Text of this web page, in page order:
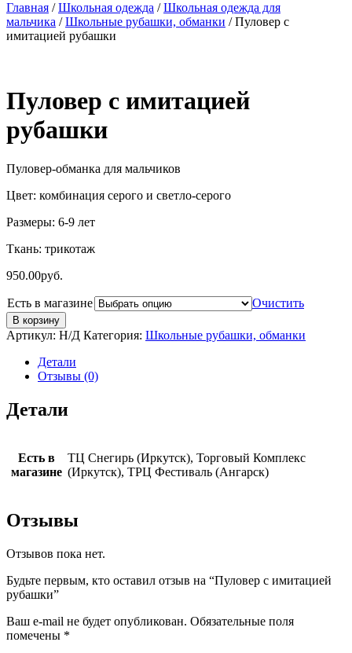
Главная /Школьная одежда /Школьная одежда для
мальчика /Школьные рубашки, обманки / Пуловер с
имитацией рубашки
Пуловер с имитацией
рубашки
Пуловер-обманка для мальчиков
Цвет: комбинация серого и светло-серого
Размеры: 6-9 лет
Ткань: трикотаж
950.00руб.
Есть в магазине Очистить
В корзину
Артикул: Н/Д Категория: Школьные рубашки, обманки
Детали
Отзывы (0)
Детали
Есть в
магазине
ТЦ Снегирь (Иркутск), Торговый Комплекс
(Иркутск), ТРЦ Фестиваль (Ангарск)
Отзывы
Отзывов пока нет.
Будьте первым, кто оставил отзыв на “Пуловер с имитацией
рубашки”
Ваш e-mail не будет опубликован. Обязательные поля
помечены *